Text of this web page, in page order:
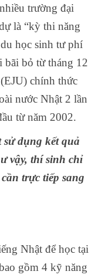
trường đại
là “kỳ thi năng
học sinh tư phí
bỏ từ tháng 12
chính thức
nước Nhật 2 lần
từ năm 2002.
sửdụng kết quả
ưvậy, thí sinh chỉ
ần trực tiếp sang
Nhật để học tại
gồm 4 kỹ năng